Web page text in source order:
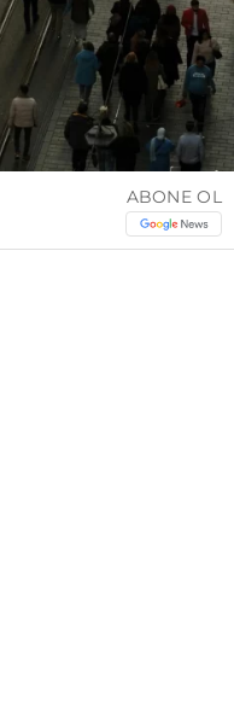
ABONE OL